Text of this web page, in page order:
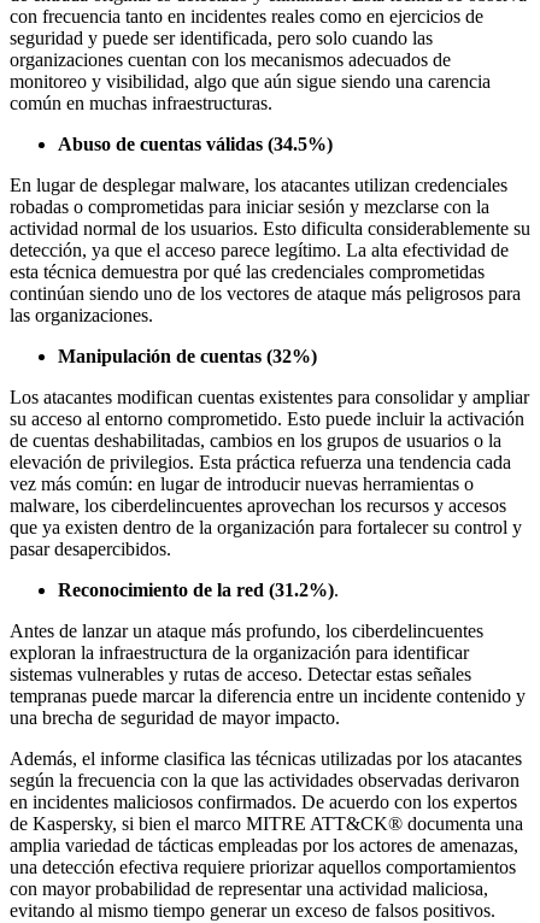
con frecuencia tanto en incidentes reales como en ejercicios de
seguridad y puede ser identificada, pero solo cuando las
organizaciones cuentan con los mecanismos adecuados de
monitoreo y visibilidad, algo que aún sigue siendo una carencia
común en muchas infraestructuras.
Abuso de cuentas válidas (34.5%)
En lugar de desplegar malware, los atacantes utilizan credenciales
robadas o comprometidas para iniciar sesión y mezclarse con la
actividad normal de los usuarios. Esto dificulta considerablemente su
detección, ya que el acceso parece legítimo. La alta efectividad de
esta técnica demuestra por qué las credenciales comprometidas
continúan siendo uno de los vectores de ataque más peligrosos para
las organizaciones.
Manipulación de cuentas (32%)
Los atacantes modifican cuentas existentes para consolidar y ampliar
su acceso al entorno comprometido. Esto puede incluir la activación
de cuentas deshabilitadas, cambios en los grupos de usuarios o la
elevación de privilegios. Esta práctica refuerza una tendencia cada
vez más común: en lugar de introducir nuevas herramientas o
malware, los ciberdelincuentes aprovechan los recursos y accesos
que ya existen dentro de la organización para fortalecer su control y
pasar desapercibidos.
Reconocimiento de la red (31.2%).
Antes de lanzar un ataque más profundo, los ciberdelincuentes
exploran la infraestructura de la organización para identificar
sistemas vulnerables y rutas de acceso. Detectar estas señales
tempranas puede marcar la diferencia entre un incidente contenido y
una brecha de seguridad de mayor impacto.
Además, el informe clasifica las técnicas utilizadas por los atacantes
según la frecuencia con la que las actividades observadas derivaron
en incidentes maliciosos confirmados. De acuerdo con los expertos
de Kaspersky, si bien el marco MITRE ATT&CK® documenta una
amplia variedad de tácticas empleadas por los actores de amenazas,
una detección efectiva requiere priorizar aquellos comportamientos
con mayor probabilidad de representar una actividad maliciosa,
evitando al mismo tiempo generar un exceso de falsos positivos.